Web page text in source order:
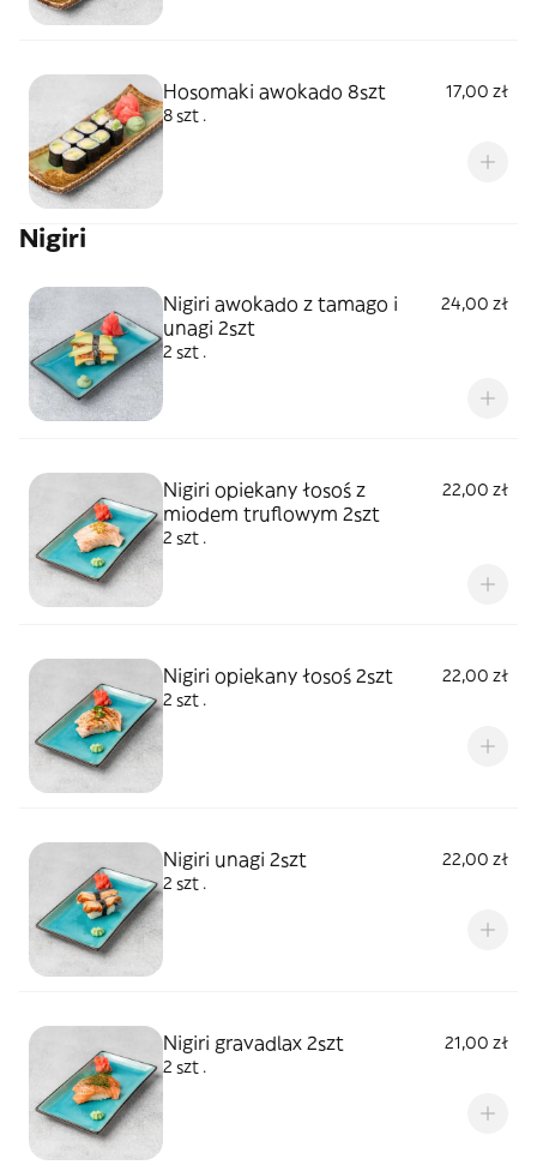
Hosomaki awokado 8szt
17,00 zł
8 szt .
Nigiri
Nigiri awokado z tamago i
unagi 2szt
24,00 zł
2 szt .
Nigiri opiekany łosoś z
miodem truflowym 2szt
22,00 zł
2 szt .
Nigiri opiekany łosoś 2szt
22,00 zł
2 szt .
Nigiri unagi 2szt
22,00 zł
2 szt .
Nigiri gravadlax 2szt
21,00 zł
2 szt .